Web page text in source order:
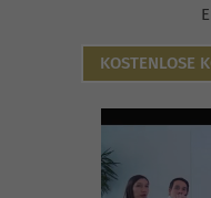
KOSTENLOSE